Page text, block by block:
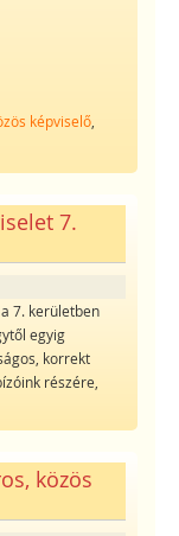
képviselő,
7.
7. kerületben
egyig
korrekt
részére,
közös